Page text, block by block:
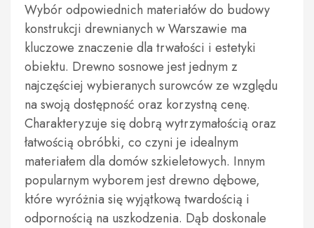
Wybór odpowiednich materiałów do budowy
konstrukcji drewnianych w Warszawie ma
kluczowe znaczenie dla trwałości i estetyki
obiektu. Drewno sosnowe jest jednym z
najczęściej wybieranych surowców ze względu
na swoją dostępność oraz korzystną cenę.
Charakteryzuje się dobrą wytrzymałością oraz
łatwością obróbki, co czyni je idealnym
materiałem dla domów szkieletowych. Innym
popularnym wyborem jest drewno dębowe,
które wyróżnia się wyjątkową twardością i
odpornością na uszkodzenia. Dąb doskonale